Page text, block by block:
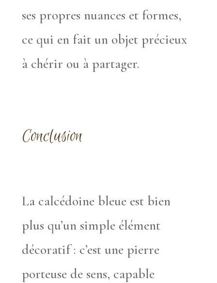
ses propres nuances et formes,
ce qui en fait un objet précieux
à chérir ou à partager.
Conclusion
La calcédoine bleue est bien
plus qu’un simple élément
décoratif : c’est une pierre
porteuse de sens, capable